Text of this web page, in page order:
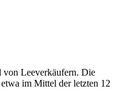
von Leeverkäufern. Die
im Mittel der letzten 12